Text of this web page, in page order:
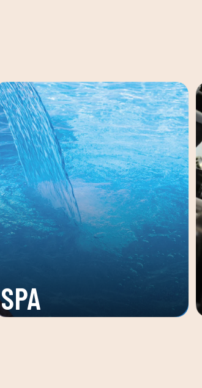
ZONA
DE
TONIFICACIÓN